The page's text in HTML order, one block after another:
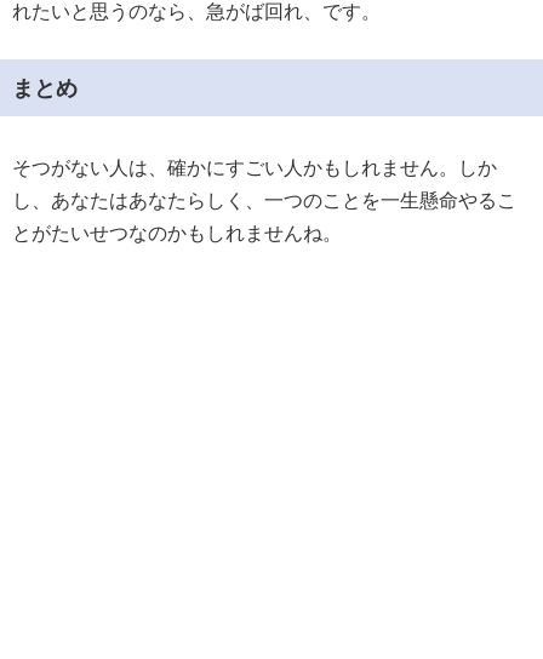
れたいと思うのなら、急がば回れ、です。
まとめ
そつがない人は、確かにすごい人かもしれません。しか
し、あなたはあなたらしく、一つのことを一生懸命やるこ
とがたいせつなのかもしれませんね。